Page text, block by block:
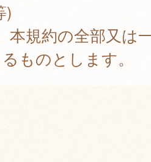
)
規約の全部又は
ものとします。